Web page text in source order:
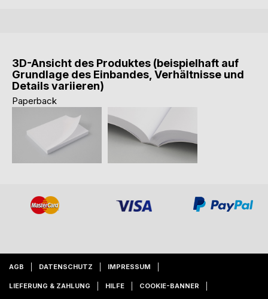
3D-Ansicht des Produktes (beispielhaft auf
Grundlage des Einbandes, Verhältnisse und
Details variieren)
Paperback
AGB DATENSCHUTZ IMPRESSUM
LIEFERUNG & ZAHLUNG HILFE COOKIE-BANNER